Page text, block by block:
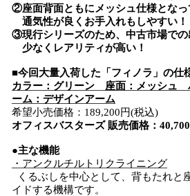
②座面背面ともにメッシュ仕様となっ
通気性が良くお手入れもしやすい！
③現行シリーズのため、中古市場での
少なくレアリティが高い！
■今回大量入荷した「フィノラ」の仕
カラー：グリーン 座面：メッシュ
ーム：デザインアーム
希望小売価格：189,200円(税込)
オフィスバスターズ 販売価格：
●主な機能
・アンクルチルトリクライニング
くるぶしを中心として、背もたれと
イドする機構です。